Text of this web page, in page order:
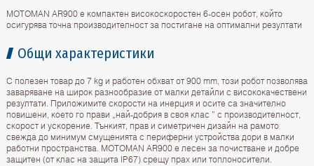
MOTOMAN AR900 е компактен високоскоростен 6-осен робот, който
осигурява точна производителност за постигане на оптимални резултати
Общи характеристики
С полезен товар до 7 kg и работен обхват от 900 mm, този робот позволява
заваряване на широк разнообразие от малки детайли с висококачествени
резултати. Приложимите скорости на инерция и осите са значително
повишени, което го прави „най-добрия в своя клас ” с производителност,
скорост и ускорение. Тънкият, прав и симетричен дизайн на рамото
свежда до минимум смущенията с периферни устройства дори в малки
работни пространства. MOTOMAN AR900 е лесен за почистване и добре
защитен (от клас на защита IP67) срещу прах или топлоносители.